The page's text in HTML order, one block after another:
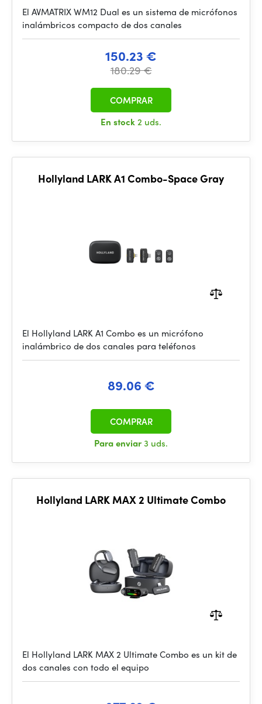
El AVMATRIX WM12 Dual es un sistema de micrófonos
inalámbricos compacto de dos canales
150.23 €
180.29 €
En stock2 uds.
COMPRAR
Hollyland LARK A1 Combo-Space Gray
El Hollyland LARK A1 Combo es un micrófono
inalámbrico de dos canales para teléfonos
89.06 €
Para enviar3 uds.
COMPRAR
Hollyland LARK MAX 2 Ultimate Combo
El Hollyland LARK MAX 2 Ultimate Combo es un kit de
dos canales con todo el equipo